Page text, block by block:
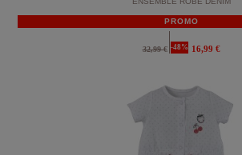
PROMO
32,99 € -48% 16,99 €